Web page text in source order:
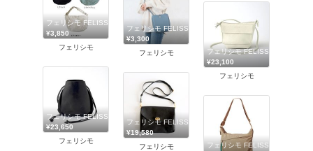
フェリシモ FELISSIMO
¥3,850
フェリシモ
フェリシモ FELISSIMO
¥3,300
フェリシモ
フェリシモ FELISSIMO
¥23,100
フェリシモ
フェリシモ FELISSIMO
¥23,650
フェリシモ
フェリシモ FELISSIMO
¥19,580
フェリシモ
フェリシモ FELISSIMO